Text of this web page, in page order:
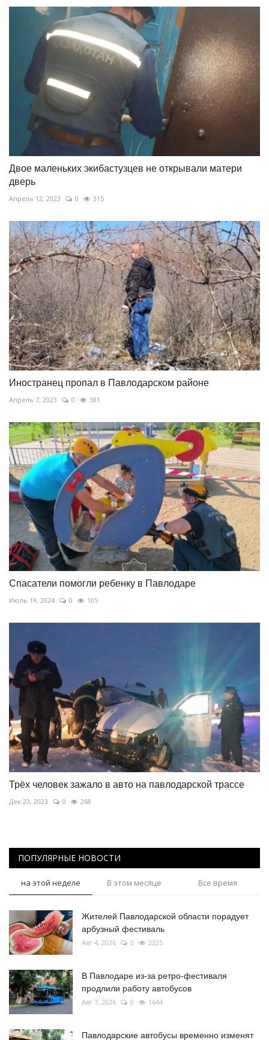
Двое маленьких экибастузцев не открывали матери
дверь
Апрель 12, 2023 0 315
Иностранец пропал в Павлодарском районе
Апрель 7, 2023 0 381
Спасатели помогли ребенку в Павлодаре
Июль 19, 2024 0 105
Трёх человек зажало в авто на павлодарской трассе
Дек 23, 2023 0 268
ПОПУЛЯРНЫЕ НОВОСТИ
на этой неделе В этом месяце Все время
Жителей Павлодарской области порадует
арбузный фестиваль
Авг 4, 2026 0 2325
В Павлодаре из-за ретро-фестиваля
продлили работу автобусов
Авг 7, 2026 0 1644
Павлодарские автобусы временно изменят